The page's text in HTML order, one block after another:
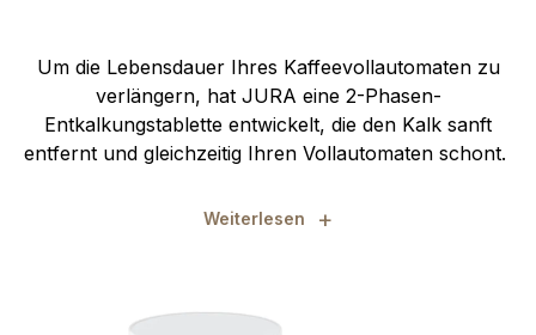
Um die Lebensdauer Ihres Kaffeevollautomaten zu
verlängern, hat JURA eine 2-Phasen-
Entkalkungstablette entwickelt, die den Kalk sanft
entfernt und gleichzeitig Ihren Vollautomaten schont.
Weiterlesen +